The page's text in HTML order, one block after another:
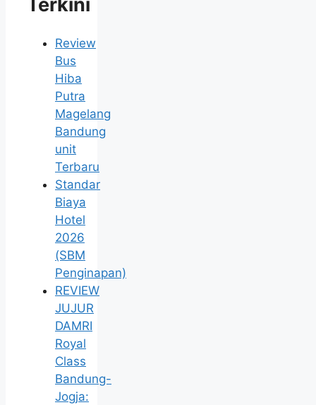
Review
Bus
Hiba
Putra
Magelang
Bandung
unit
Terbaru
Standar
Biaya
Hotel
2026
(SBM
Penginapan)
REVIEW
JUJUR
DAMRI
Royal
Class
Bandung-
Jogja: